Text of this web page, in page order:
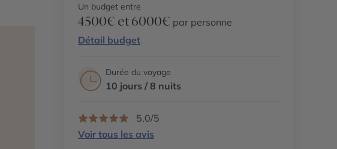
Un budget entre
4500€ et 6000€ par personne
Détail budget
Durée du voyage
10 jours / 8 nuits
5,0/5
Voir tous les avis